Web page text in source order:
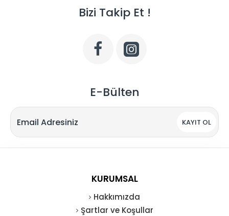
Bizi Takip Et !
E-Bülten
KAYIT OL
KURUMSAL
Hakkımızda
Şartlar ve Koşullar